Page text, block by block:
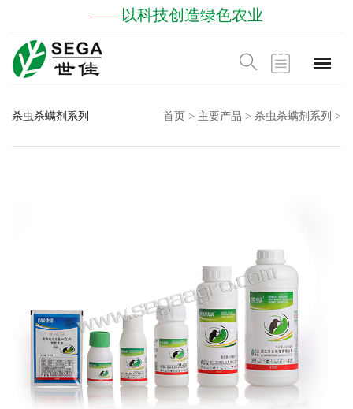
——以科技创造绿色农业
杀虫杀螨剂系列 首页 > 主要产品 > 杀虫杀螨剂系列 >